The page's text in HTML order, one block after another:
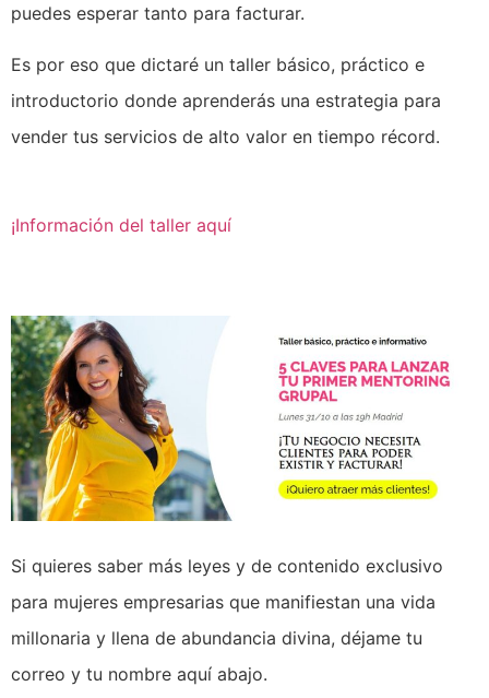
puedes esperar tanto para facturar.
Es por eso que dictaré un taller básico, práctico e
introductorio donde aprenderás una estrategia para
vender tus servicios de alto valor en tiempo récord.
¡Información del taller aquí
Si quieres saber más leyes y de contenido exclusivo
para mujeres empresarias que manifiestan una vida
millonaria y llena de abundancia divina, déjame tu
correo y tu nombre aquí abajo.